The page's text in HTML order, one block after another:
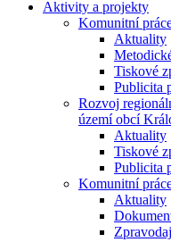
Aktivity a projekty
Komunitní
Aktuality
Tiskové
Publicita
Rozvoj
území obcí
Aktuality
Tiskové
Publicita
Komunitní
Aktuality
Zpravodaj